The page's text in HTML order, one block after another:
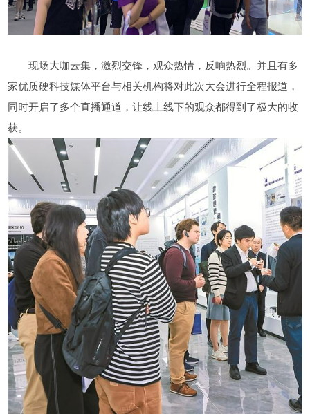
现场大咖云集，激烈交锋，观众热情，反响热烈。并且有多
家优质硬科技媒体平台与相关机构将对此次大会进行全程报道，
同时开启了多个直播通道，让线上线下的观众都得到了极大的收
获。